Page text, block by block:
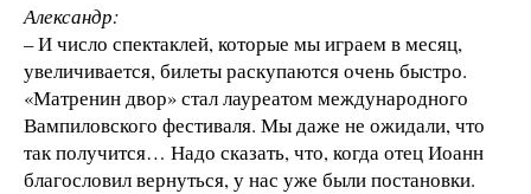
Александр:
– И число спектаклей, которые мы играем в месяц,
увеличивается, билеты раскупаются очень быстро.
«Матренин двор» стал лауреатом международного
Вампиловского фестиваля. Мы даже не ожидали, что
так получится… Надо сказать, что, когда отец Иоанн
благословил вернуться, у нас уже были постановки.